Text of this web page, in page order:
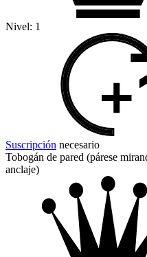
Nivel: 1
Suscripción necesario
Tobogán de pared (párese
anclaje)